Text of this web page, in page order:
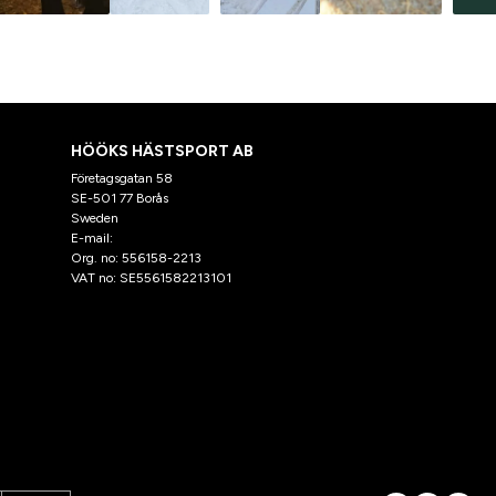
HÖÖKS HÄSTSPORT AB
Företagsgatan 58
SE-501 77 Borås
Sweden
E-mail:
Org. no: 556158-2213
VAT no: SE5561582213101